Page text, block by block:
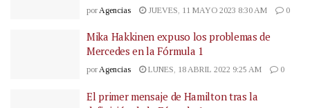
por Agencias JUEVES, 11 MAYO 2023 8:30 AM 0
Mika Hakkinen expuso los problemas de
Mercedes en la Fórmula 1
porAgencias LUNES, 18 ABRIL 2022 9:25 AM 0
El primer mensaje de Hamilton tras la